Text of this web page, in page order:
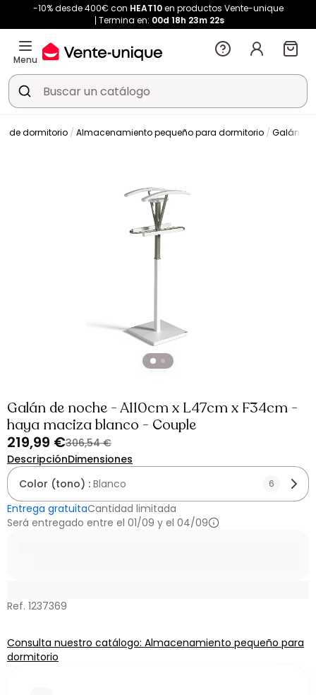
-10% desde 400€ con HEAT10en productos Vente-unique
Termina en: 00d 18h 23m 21s
Menu
de dormitorio Almacenamiento pequeño para dormitorio Galán de
Galán de noche - A110cm x L47cm x F34cm -
haya maciza blanco - Couple
219,99 €306,54 €
DescripciónDimensiones
Color (tono) : Blanco 6
Entrega gratuitaCantidad limitada
Será entregado entre el 01/09 y el 04/09
Ref. 1237369
Consulta nuestro catálogo: Almacenamiento pequeño para
dormitorio